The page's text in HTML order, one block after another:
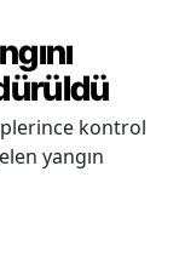
kontrol
yangın